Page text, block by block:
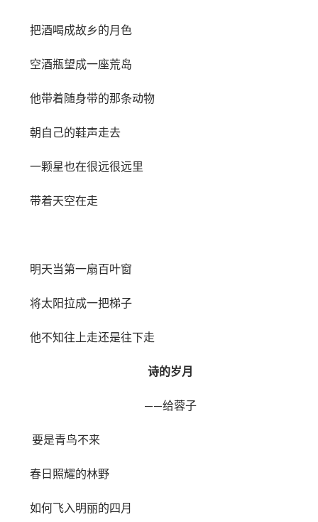
把酒喝成故乡的月色
空酒瓶望成一座荒岛
他带着随身带的那条动物
朝自己的鞋声走去
一颗星也在很远很远里
带着天空在走
明天当第一扇百叶窗
将太阳拉成一把梯子
他不知往上走还是往下走
诗的岁月
——给蓉子
要是青鸟不来
春日照耀的林野
如何飞入明丽的四月